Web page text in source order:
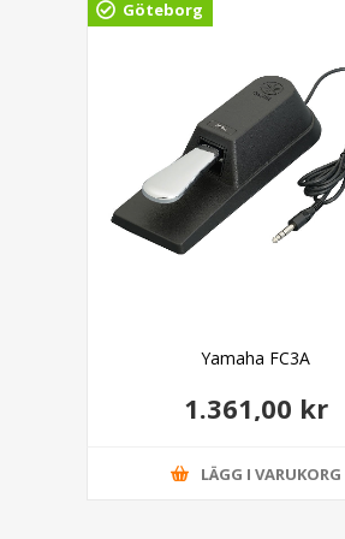
Göteborg
Yamaha FC3A
1.361,00 kr
LÄGG I VARUKORG